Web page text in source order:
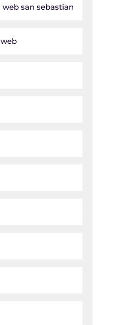
san sebastian